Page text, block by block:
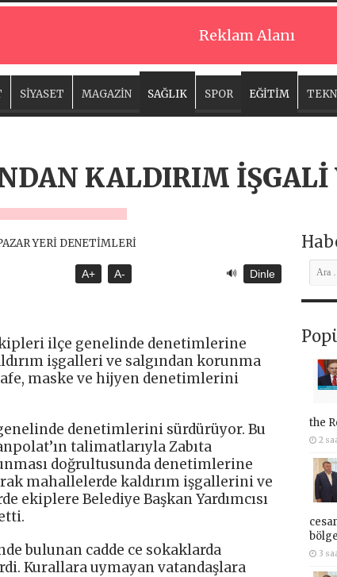
Reklam Alanı
SİYASET MAGAZİN SAĞLIK SPOR EĞİTİM
KALDIRIM İŞGALİ
A+ A- 🔊 Dinle
ilçe genelinde denetimlerine
işgalleri ve salgından korunma
maske ve hijyen denetimlerini
denetimlerini sürdürüyor. Bu
talimatlarıyla Zabıta
doğrultusunda denetimlerine
mahallelerde kaldırım işgallerini ve
ekiplere Belediye Başkan Yardımcısı
bulunan cadde ce sokaklarda
Kurallara uymayan vatandaşlara
the
2
3